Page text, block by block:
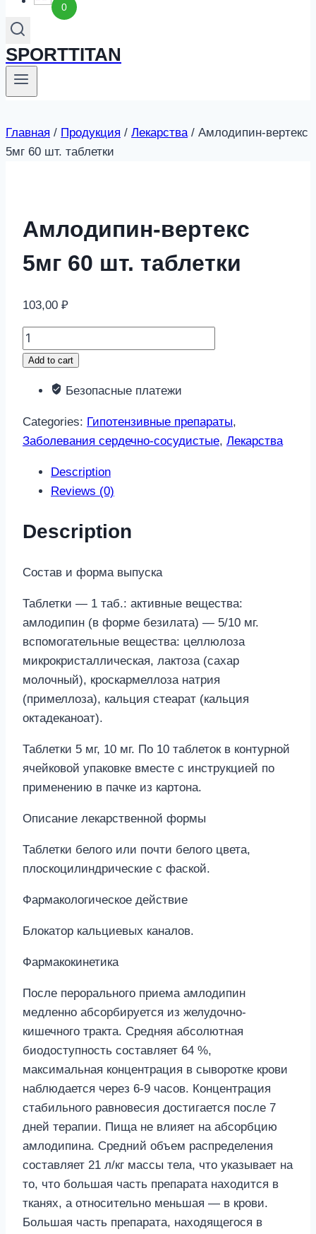
0
SPORTTITAN
Главная / Продукция / Лекарства / Амлодипин-вертекс
5мг 60 шт. таблетки
Амлодипин-вертекс
5мг 60 шт. таблетки
103,00 ₽
Амлодипин-
вертекс
таблетки
quantity
Add to cart
Безопасные платежи
Categories: Гипотензивные препараты,
Заболевания сердечно-сосудистые, Лекарства
Description
Reviews (0)
Description
Состав и форма выпуска
Таблетки — 1 таб.: активные вещества:
амлодипин (в форме безилата) — 5/10 мг.
вспомогательные вещества: целлюлоза
микрокристаллическая, лактоза (сахар
молочный), кроскармеллоза натрия
(примеллоза), кальция стеарат (кальция
октадеканоат).
Таблетки 5 мг, 10 мг. По 10 таблеток в контурной
ячейковой упаковке вместе с инструкцией по
применению в пачке из картона.
Описание лекарственной формы
Таблетки белого или почти белого цвета,
плоскоцилиндрические с фаской.
Фармакологическое действие
Блокатор кальциевых каналов.
Фармакокинетика
После перорального приема амлодипин
медленно абсорбируется из желудочно-
кишечного тракта. Средняя абсолютная
биодоступность составляет 64 %,
максимальная концентрация в сыворотке крови
наблюдается через 6-9 часов. Концентрация
стабильного равновесия достигается после 7
дней терапии. Пища не влияет на абсорбцию
амлодипина. Средний объем распределения
составляет 21 л/кг массы тела, что указывает на
то, что большая часть препарата находится в
тканях, а относительно меньшая — в крови.
Большая часть препарата, находящегося в